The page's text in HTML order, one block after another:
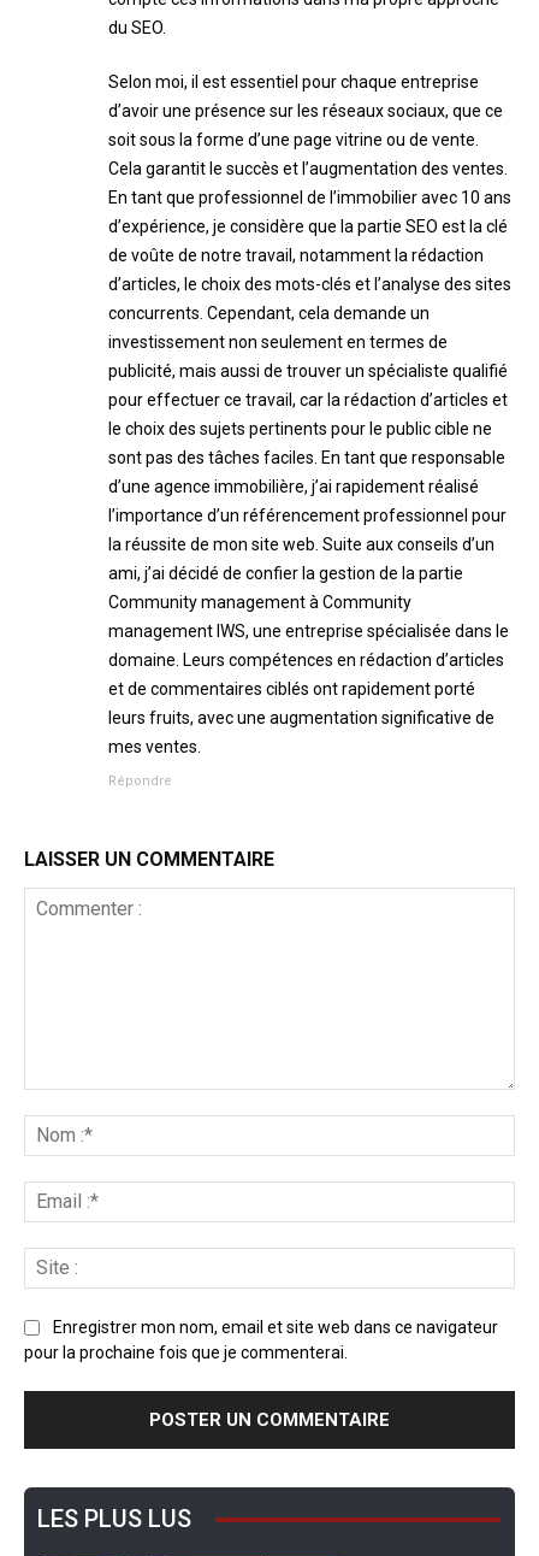
du SEO.
Selon moi, il est essentiel pour chaque entreprise
d’avoir une présence sur les réseaux sociaux, que ce
soit sous la forme d’une page vitrine ou de vente.
Cela garantit le succès et l’augmentation des ventes.
En tant que professionnel de l’immobilier avec 10 ans
d’expérience, je considère que la partie SEO est la clé
de voûte de notre travail, notamment la rédaction
d’articles, le choix des mots-clés et l’analyse des sites
concurrents. Cependant, cela demande un
investissement non seulement en termes de
publicité, mais aussi de trouver un spécialiste qualifié
pour effectuer ce travail, car la rédaction d’articles et
le choix des sujets pertinents pour le public cible ne
sont pas des tâches faciles. En tant que responsable
d’une agence immobilière, j’ai rapidement réalisé
l’importance d’un référencement professionnel pour
la réussite de mon site web. Suite aux conseils d’un
ami, j’ai décidé de confier la gestion de la partie
Community management à Community
management IWS, une entreprise spécialisée dans le
domaine. Leurs compétences en rédaction d’articles
et de commentaires ciblés ont rapidement porté
leurs fruits, avec une augmentation significative de
mes ventes.
Répondre
LAISSER UN COMMENTAIRE
Enregistrer mon nom, email et site web dans ce navigateur
pour la prochaine fois que je commenterai.
LES PLUS LUS